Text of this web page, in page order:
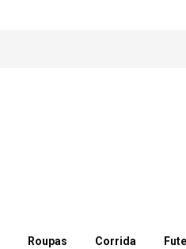
Roupas Corrida